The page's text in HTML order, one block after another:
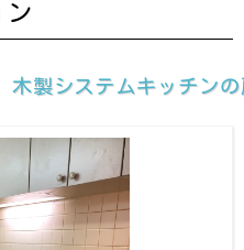
木製システムキッチン